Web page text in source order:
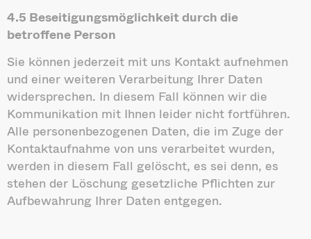
4.5 Beseitigungsmöglichkeit durch die
betroffene Person
Sie können jederzeit mit uns Kontakt aufnehmen
und einer weiteren Verarbeitung Ihrer Daten
widersprechen. In diesem Fall können wir die
Kommunikation mit Ihnen leider nicht fortführen.
Alle personenbezogenen Daten, die im Zuge der
Kontaktaufnahme von uns verarbeitet wurden,
werden in diesem Fall gelöscht, es sei denn, es
stehen der Löschung gesetzliche Pflichten zur
Aufbewahrung Ihrer Daten entgegen.